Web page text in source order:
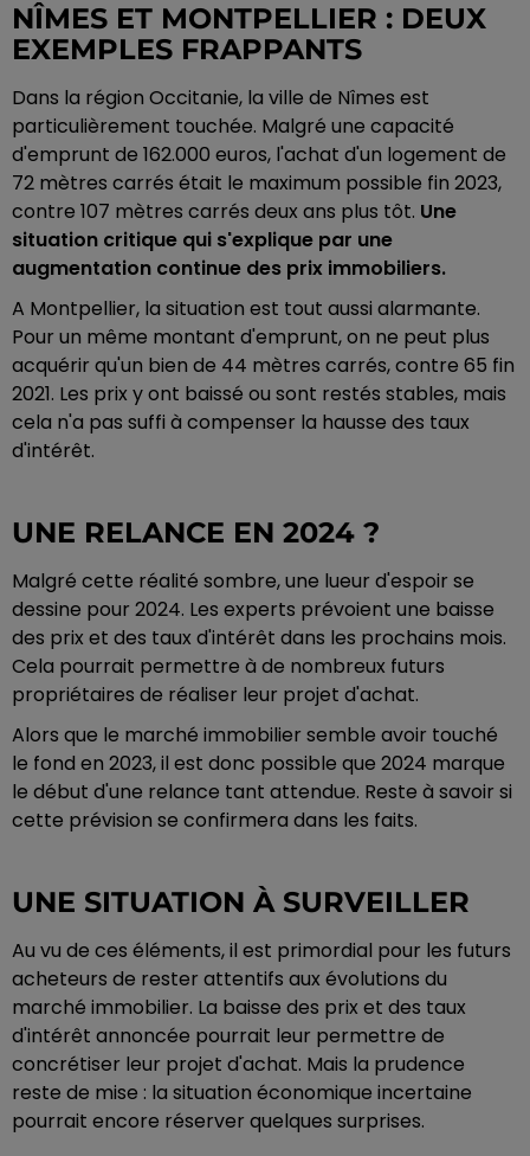
NÎMES ET MONTPELLIER : DEUX
EXEMPLES FRAPPANTS
Dans la région Occitanie, la ville de Nîmes est
particulièrement touchée. Malgré une capacité
d'emprunt de 162.000 euros, l'achat d'un logement de
72 mètres carrés était le maximum possible fin 2023,
contre 107 mètres carrés deux ans plus tôt. Une
situation critique qui s'explique par une
augmentation continue des prix immobiliers.
A Montpellier, la situation est tout aussi alarmante.
Pour un même montant d'emprunt, on ne peut plus
acquérir qu'un bien de 44 mètres carrés, contre 65 fin
2021. Les prix y ont baissé ou sont restés stables, mais
cela n'a pas suffi à compenser la hausse des taux
d'intérêt.
UNE RELANCE EN 2024 ?
Malgré cette réalité sombre, une lueur d'espoir se
dessine pour 2024. Les experts prévoient une baisse
des prix et des taux d'intérêt dans les prochains mois.
Cela pourrait permettre à de nombreux futurs
propriétaires de réaliser leur projet d'achat.
Alors que le marché immobilier semble avoir touché
le fond en 2023, il est donc possible que 2024 marque
le début d'une relance tant attendue. Reste à savoir si
cette prévision se confirmera dans les faits.
UNE SITUATION À SURVEILLER
Au vu de ces éléments, il est primordial pour les futurs
acheteurs de rester attentifs aux évolutions du
marché immobilier. La baisse des prix et des taux
d'intérêt annoncée pourrait leur permettre de
concrétiser leur projet d'achat. Mais la prudence
reste de mise : la situation économique incertaine
pourrait encore réserver quelques surprises.